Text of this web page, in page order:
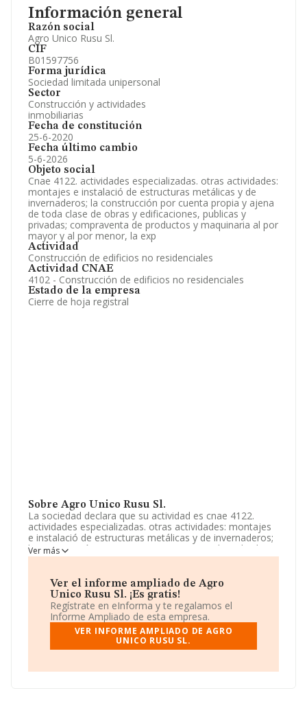
Información general
Razón social
Agro Unico Rusu Sl.
CIF
B01597756
Forma jurídica
Sociedad limitada unipersonal
Sector
Construcción y actividades
inmobiliarias
Fecha de constitución
25-6-2020
Fecha último cambio
5-6-2026
Objeto social
Cnae 4122. actividades especializadas. otras actividades:
montajes e instalació de estructuras metálicas y de
invernaderos; la construcción por cuenta propia y ajena
de toda clase de obras y edificaciones, publicas y
privadas; compraventa de productos y maquinaria al por
mayor y al por menor, la exp
Actividad
Construcción de edificios no residenciales
Actividad CNAE
4102 - Construcción de edificios no residenciales
Estado de la empresa
Cierre de hoja registral
Sobre Agro Unico Rusu Sl.
La sociedad declara que su actividad es cnae 4122.
actividades especializadas. otras actividades: montajes
e instalació de estructuras metálicas y de invernaderos;
la construcción por cuenta propia y ajena de toda clase
de obras y edificaciones, públicas y privadas;
al por menor, la exp. La sociedad está registrada como
Sociedad Limitada. La actividad de referencia CNAE
corresponde a '%cnae%', cuyo Código es 4102. La
compañía no tiene actividad en mercados exteriores.
La compañíaAgro Unico Rusu S.L, con CIF
B01597756, tiene domicilio fiscal en Calle Casablanca
Ver más
Ver el informe ampliado de Agro
Unico Rusu Sl. ¡Es gratis!
Regístrate en eInforma y te regalamos el
Informe Ampliado de esta empresa.
VER INFORME AMPLIADO DE AGRO
UNICO RUSU SL.
Información oficial y registral complementaria.